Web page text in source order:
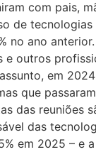
com pais,
de
no ano
e outros
em
que
das reuniões
das
em 2025 – e